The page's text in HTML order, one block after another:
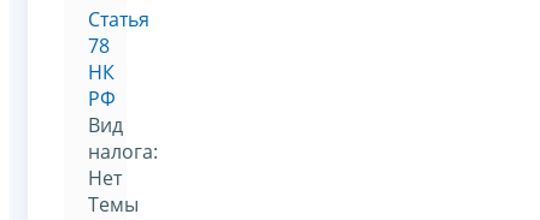
Статья
78
НК
РФ
Вид
налога:
Нет
Темы